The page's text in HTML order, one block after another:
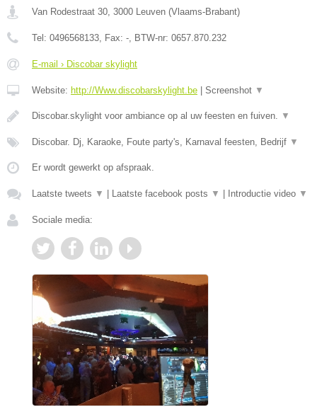
Van Rodestraat 30 3000 Leuven (Vlaams-Brabant)
Tel: 0496568133 , Fax: - , BTW-nr: 0657.870.232
E-mail › Discobar skylight
Website: http://Www.discobarskylight.be | Screenshot ▼
Discobar.skylight voor ambiance op al uw feesten en fuiven. ▼
Discobar. Dj, Karaoke, Foute party's, Karnaval feesten, Bedrijf ▼
Er wordt gewerkt op afspraak.
Laatste tweets ▼ | Laatste facebook posts ▼ | Introductie video ▼
Sociale media: